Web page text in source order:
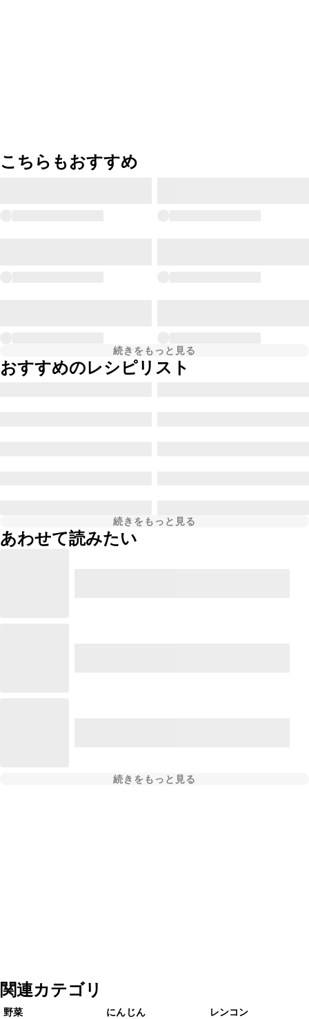
こちらもおすすめ
続きをもっと見る
おすすめのレシピリスト
続きをもっと見る
あわせて読みたい
続きをもっと見る
関連カテゴリ
野菜 にんじん レンコン